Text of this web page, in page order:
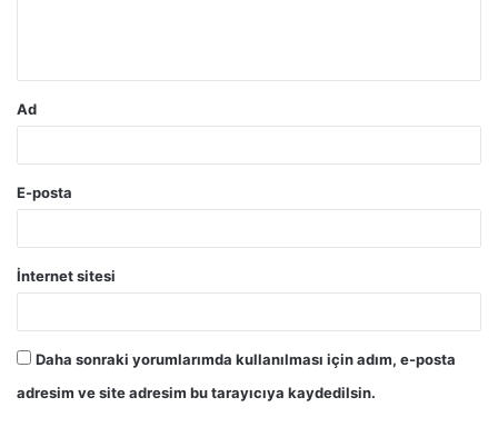
Ad
E-posta
İnternet sitesi
Daha sonraki yorumlarımda kullanılması için adım, e-posta
adresim ve site adresim bu tarayıcıya kaydedilsin.